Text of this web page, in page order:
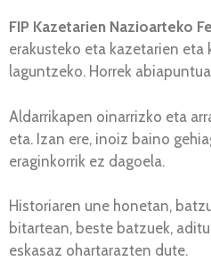
FIP Kazetarien Nazioarteko
erakusteko eta kazetarien
laguntzeko. Horrek
Aldarrikapen oinarrizko eta
eta. Izan ere, inoiz baino
eraginkorrik ez dagoela.
Historiaren une honetan,
bitartean, beste batzuek,
eskasaz ohartarazten dute.